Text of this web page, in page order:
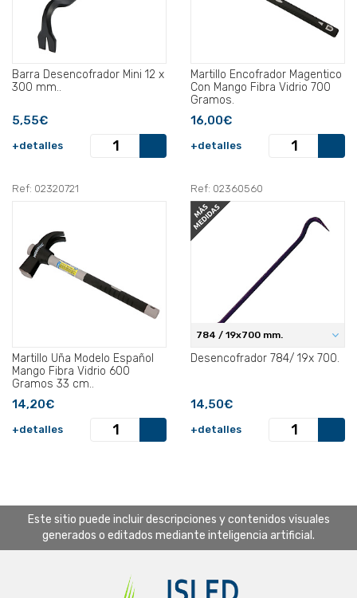
Barra Desencofrador Mini 12 x
300 mm..
5,55€
+detalles
Martillo Encofrador Magentico
Con Mango Fibra Vidrio 700
Gramos.
16,00€
+detalles
Ref: 02320721
Martillo Uña Modelo Español
Mango Fibra Vidrio 600
Gramos 33 cm..
14,20€
+detalles
Ref: 02360560
784 / 19x700 mm.
Desencofrador 784/ 19x 700.
14,50€
+detalles
Este sitio puede incluir descripciones y contenidos visuales
generados o editados mediante inteligencia artificial.